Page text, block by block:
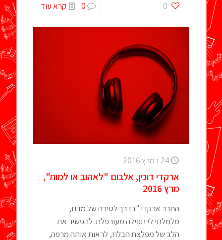
0
0 קרא עוד
24 במרץ 2016
ארקדי דוכין, אלבום "לאהוב או למות",
מרץ 2016
החבר ארקדי "בדרך לטירה של מדוז,
מלמלתי לי תפילה מעורפלת. להפשיר את
הלב של מפלצת הבלוז, לראות אותה מרפה,